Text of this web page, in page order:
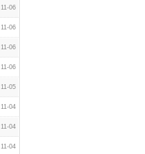
11-06
11-06
11-06
11-06
11-05
11-04
11-04
11-04